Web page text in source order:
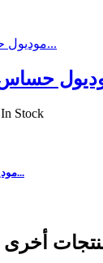
In Stock
موديول حساس قياس حرارة...